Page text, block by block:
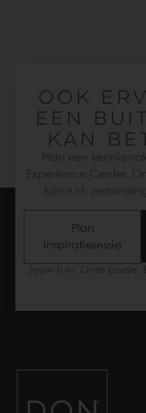
OOK
EEN
KAN
Plan een
Experience Center.
tuin rust,
Plan
inspiratiesessie
Jouw tuin. Onze passie.